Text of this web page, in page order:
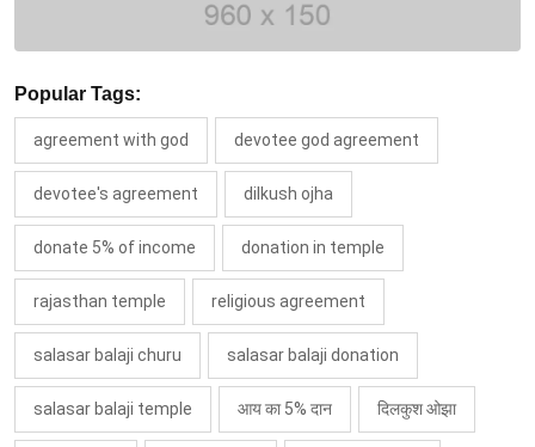
Popular Tags:
agreement with god devotee god agreement
devotee's agreement dilkush ojha
donate 5% of income donation in temple
rajasthan temple religious agreement
salasar balaji churu salasar balaji donation
salasar balaji temple आय का 5% दान दिलकुश ओझा